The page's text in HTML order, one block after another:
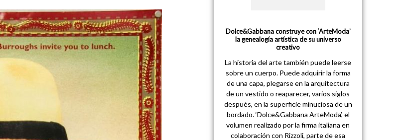
Dolce&Gabbana construye con ‘ArteModa’
la genealogía artística de su universo
creativo
La historia del arte también puede leerse
sobre un cuerpo. Puede adquirir la forma
de una capa, plegarse en la arquitectura
de un vestido o reaparecer, varios siglos
después, en la superficie minuciosa de un
bordado. ‘Dolce&Gabbana ArteModa’, el
volumen realizado por la firma italiana en
colaboración con Rizzoli, parte de esa